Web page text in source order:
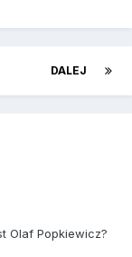
DALEJ
Olaf Popkiewicz?